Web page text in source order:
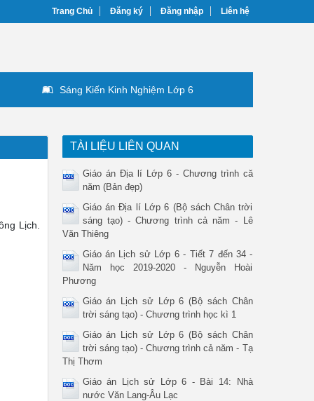
Trang Chủ Đăng ký Đăng nhập Liên hệ
Sáng Kiến Kinh Nghiệm Lớp 6
Lịch.
TÀI LIỆU LIÊN QUAN
Giáo án Địa lí Lớp 6 - Chương trình că
năm (Bản đẹp)
Giáo án Địa lí Lớp 6 (Bộ sách Chân trời
sáng tạo) - Chương trình cả năm - Lê
Văn Thiêng
Giáo án Lịch sử Lớp 6 - Tiết 7 đến 34 -
Năm học 2019-2020 - Nguyễn Hoài
Phương
Giáo án Lịch sử Lớp 6 (Bộ sách Chân
trời sáng tạo) - Chương trình học kì 1
Giáo án Lịch sử Lớp 6 (Bộ sách Chân
trời sáng tạo) - Chương trình cả năm - Tạ
Thị Thơm
Giáo án Lịch sử Lớp 6 - Bài 14: Nhà
nước Văn Lang-Âu Lạc